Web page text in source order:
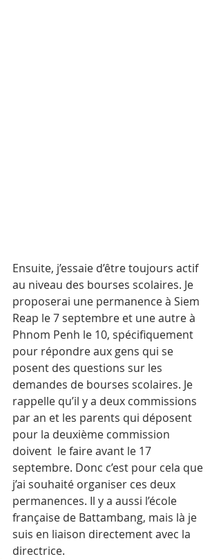
Ensuite, j’essaie d’être toujours actif
au niveau des bourses scolaires. Je
proposerai une permanence à Siem
Reap le 7 septembre et une autre à
Phnom Penh le 10, spécifiquement
pour répondre aux gens qui se
posent des questions sur les
demandes de bourses scolaires. Je
rappelle qu’il y a deux commissions
par an et les parents qui déposent
pour la deuxième commission
doivent  le faire avant le 17
septembre. Donc c’est pour cela que
j’ai souhaité organiser ces deux
permanences. Il y a aussi l’école
française de Battambang, mais là je
suis en liaison directement avec la
directrice.